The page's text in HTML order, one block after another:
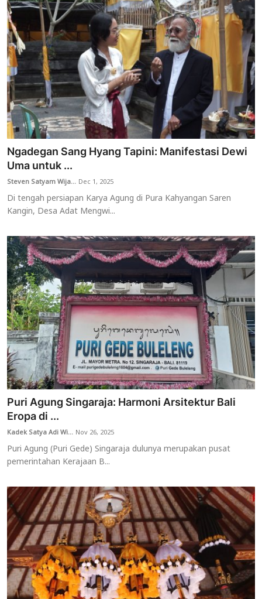
Ngadegan Sang Hyang Tapini: Manifestasi Dewi
Uma untuk ...
Steven Satyam Wija... Dec 1, 2025
Di tengah persiapan Karya Agung di Pura Kahyangan Saren
Kangin, Desa Adat Mengwi...
Puri Agung Singaraja: Harmoni Arsitektur Bali
Eropa di ...
Kadek Satya Adi Wi... Nov 26, 2025
Puri Agung (Puri Gede) Singaraja dulunya merupakan pusat
pemerintahan Kerajaan B...